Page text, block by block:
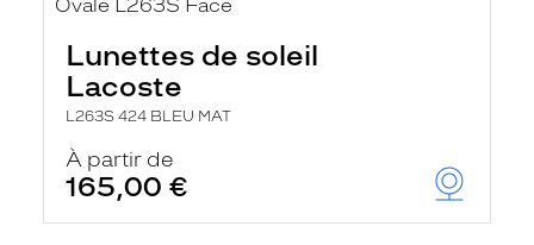
Lunettes de soleil
Lacoste
L263S 424 BLEU MAT
À partir de
165,00 €